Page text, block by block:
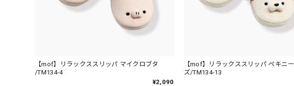
【mof】リラックススリッパ マイクロブタ
/TM134-4
¥2,090
【mof】リラックススリッパ ペキニー
ズ/TM134-13